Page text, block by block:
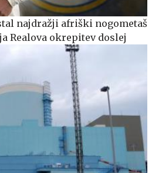
najdražji afriški nogometaš
Realova okrepitev doslej